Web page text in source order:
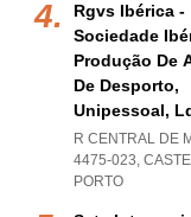
Rgvs Ibérica -
Sociedade
Produção De
De Desporto,
Unipessoal,
R CENTRAL DE
4475-023,
PORTO